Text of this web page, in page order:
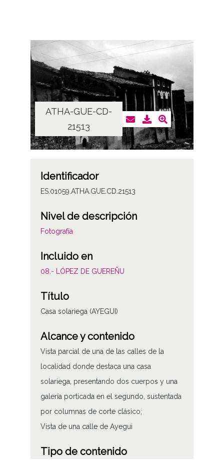
ATHA-GUE-CD-
21513
Identificador
ES.01059.ATHA.GUE.CD.21513
Nivel de descripción
Fotografía
Incluido en
08.- LÓPEZ DE GUEREÑU
Título
Casa solariega (AYEGUI)
Alcance y contenido
Vista parcial de una de las calles de la
localidad donde destaca una casa
solariega, presentando dos cuerpos y una
galería porticada en el segundo, sustentada
por columnas de corte clásico;
Vista de una calle de Ayegui
Tipo de contenido